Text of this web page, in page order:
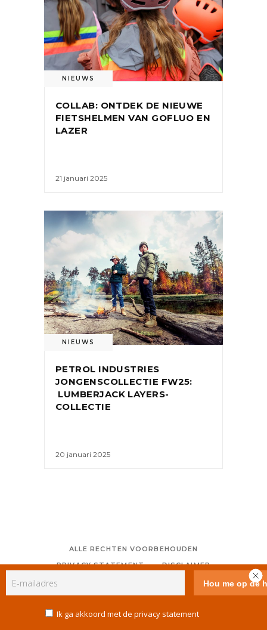
NIEUWS
COLLAB: ONTDEK DE NIEUWE
FIETSHELMEN VAN GOFLUO EN
LAZER
21 januari 2025
NIEUWS
PETROL INDUSTRIES
JONGENSCOLLECTIE FW25:
LUMBERJACK LAYERS-
COLLECTIE
20 januari 2025
ALLE RECHTEN VOORBEHOUDEN
PRIVACY STATEMENT
DISCLAIMER
GEBRUIKERSVOORWAARDEN
COOKIE POLICY (EU)
Ik ga akkoord met de privacy statement